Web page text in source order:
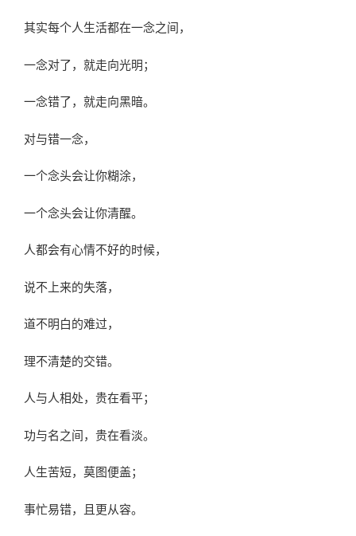
其实每个人生活都在一念之间，
一念对了，就走向光明；
一念错了，就走向黑暗。
对与错一念，
一个念头会让你糊涂，
一个念头会让你清醒。
人都会有心情不好的时候，
说不上来的失落，
道不明白的难过，
理不清楚的交错。
人与人相处，贵在看平；
功与名之间，贵在看淡。
人生苦短，莫图便盖；
事忙易错，且更从容。